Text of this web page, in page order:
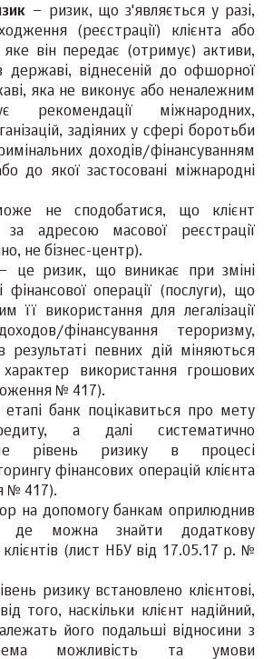
– ризик, що з'являється у разі,
(реєстрації) клієнта або
яке він передає (отримує) активи,
державі, віднесеній до офшорної
яка не виконує або неналежним
рекомендації міжнародних,
задіяних у сфері боротьби
доходів/фінансуванням
до якої застосовані міжнародні
не сподобатися, що клієнт
за адресою масової реєстрації
не бізнес-центр).
– це ризик, що виникає при зміні
фінансової операції (послуги), що
її використання для легалізації
фінансування тероризму,
певних дій міняються
використання грошових
№ 417).
банк поцікавиться про мету
а далі систематично
рівень ризику в процесі
фінансових операцій клієнта
№ 417).
на допомогу банкам оприлюднив
де можна знайти додаткову
(лист НБУ від 17.05.17 р. №
ризику встановлено клієнтові,
того, наскільки клієнт надійний,
його подальші відносини з
можливість та умови